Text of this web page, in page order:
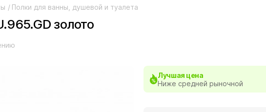
/ Полки для ванны, душевой и туалета
золото
Лучшая цена
Ниже средней рыночной